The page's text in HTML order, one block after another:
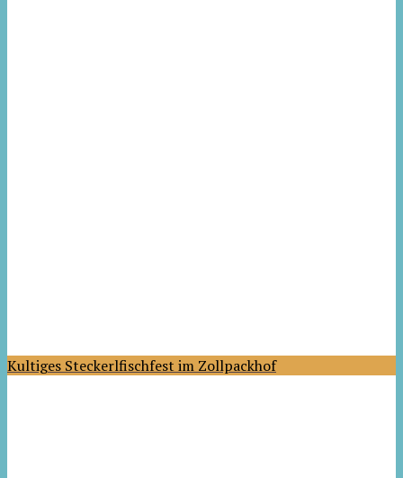
Kultiges Steckerlfischfest im Zollpackhof